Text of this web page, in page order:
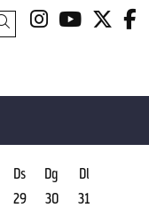
Link aLink a
Cercar
Ds
29
Dg
30
Dl
31